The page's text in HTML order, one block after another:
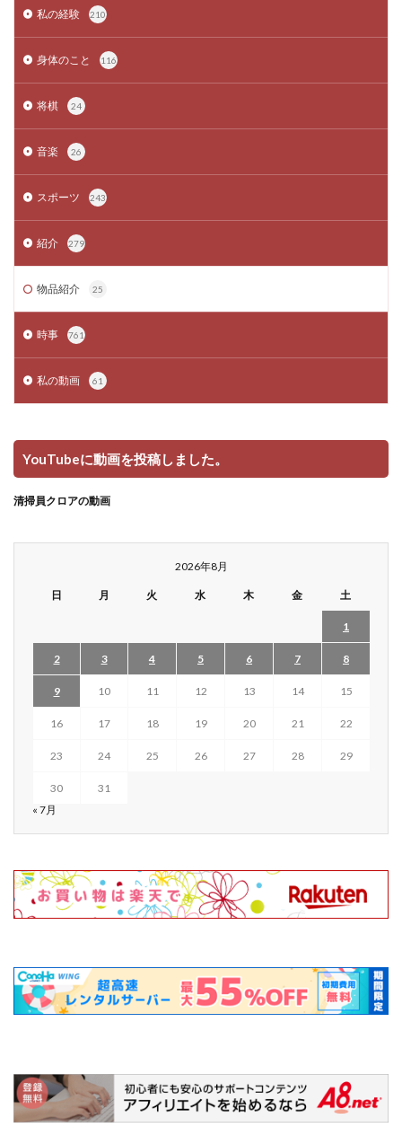
私の経験 210
身体のこと 116
将棋 24
音楽 26
スポーツ 243
紹介 279
物品紹介 25
時事 761
私の動画 61
YouTubeに動画を投稿しました。
清掃員クロアの動画
2026年8月
日 月 火 水 木 金 土
1
2 3 4 5 6 7 8
9 10 11 12 13 14 15
16 17 18 19 20 21 22
23 24 25 26 27 28 29
30
31
« 7月